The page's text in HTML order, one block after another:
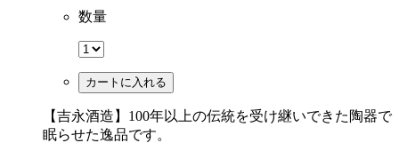
数量
カートに入れる
【吉永酒造】100年以上の伝統を受け継いできた陶器で
眠らせた逸品です。